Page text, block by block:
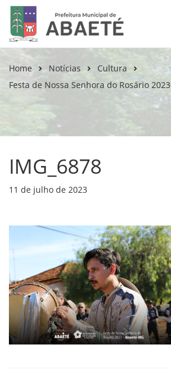
Home Notícias
Cultura
Festa de Nossa Senhora do Rosário 2023
IMG_6878
11 de julho de 2023